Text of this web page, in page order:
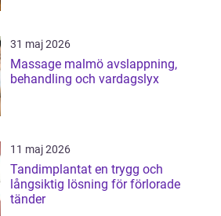
31 maj 2026
Massage malmö avslappning,
behandling och vardagslyx
11 maj 2026
Tandimplantat en trygg och
långsiktig lösning för förlorade
tänder